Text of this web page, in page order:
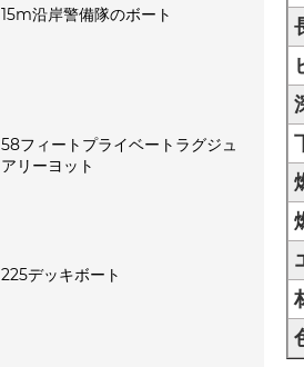
15m沿岸警備隊のボート
58フィートプライベートラグジュ
アリーヨット
225デッキボート